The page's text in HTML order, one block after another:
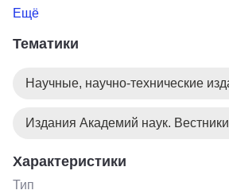
соответствуют основным рубрикам
и археология. Журнал включен в
Ещё
Тематики
Научные, научно-технические
Издания Академий наук.
Характеристики
Тип